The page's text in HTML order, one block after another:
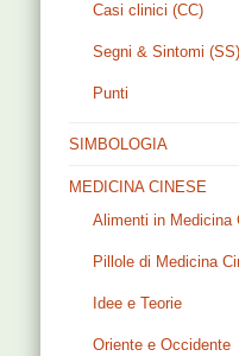
Casi clinici (CC)
Segni & Sintomi (SS)
Punti
SIMBOLOGIA
MEDICINA CINESE
Alimenti in Medicina
Pillole di Medicina
Idee e Teorie
Oriente e Occidente